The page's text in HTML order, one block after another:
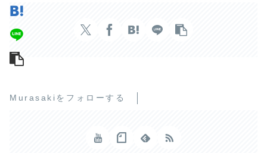
Murasakiをフォローする